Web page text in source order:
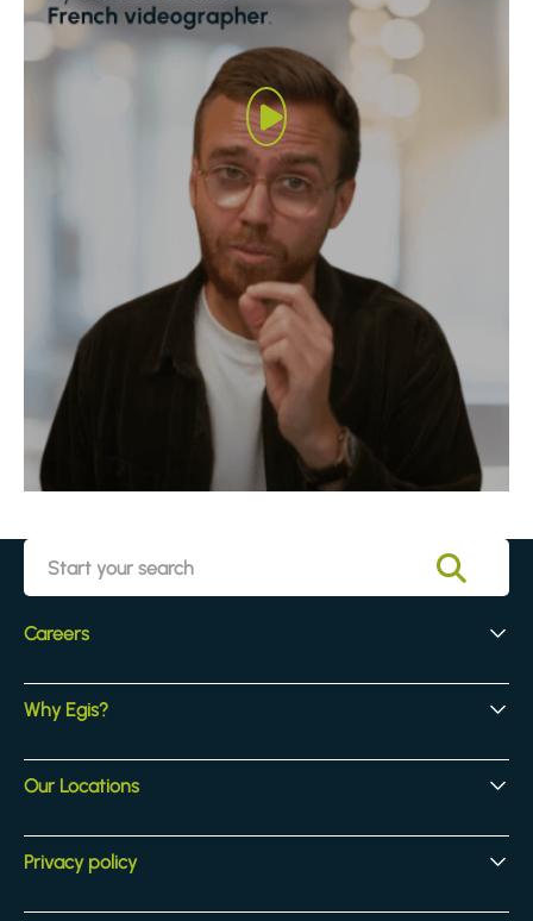
Careers
Early Careers
Experienced Hires
Core Jobs
Why Egis?
Our Culture
Our Activites
Benefits
Our Locations
Locations
Privacy policy
Legal & compliance